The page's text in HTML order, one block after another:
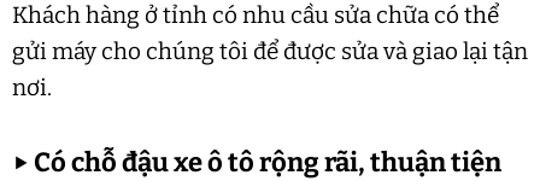
Khách hàng ở tỉnh có nhu cầu sửa chữa có thể
gửi máy cho chúng tôi để được sửa và giao lại tận
nơi.
▶ Có chỗ đậu xe ô tô rộng rãi, thuận tiện